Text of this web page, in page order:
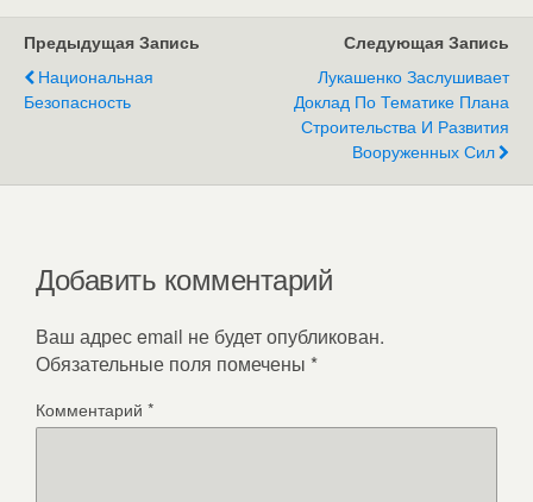
Предыдущая Запись
Национальная
Безопасность
Следующая Запись
Лукашенко Заслушивает
Доклад По Тематике Плана
Строительства И Развития
Вооруженных Сил
Добавить комментарий
Ваш адрес email не будет опубликован.
Обязательные поля помечены *
Комментарий *